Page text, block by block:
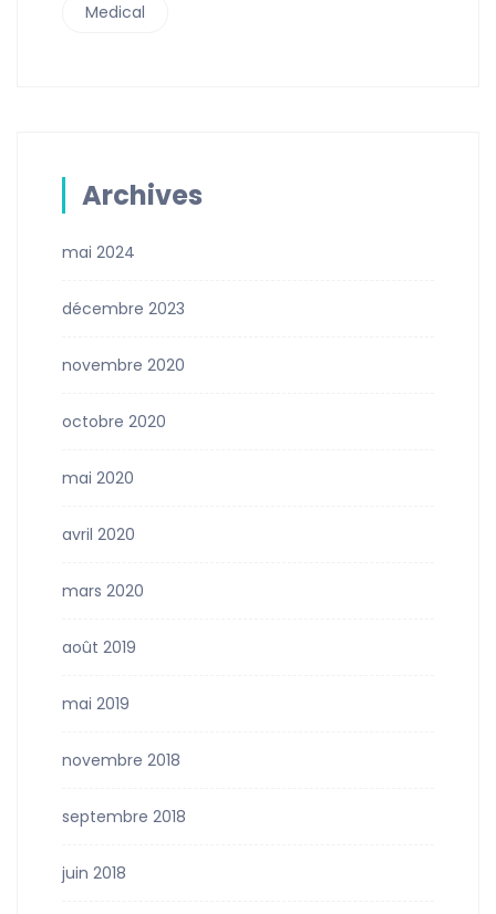
Medical
Archives
mai 2024
décembre 2023
novembre 2020
octobre 2020
mai 2020
avril 2020
mars 2020
août 2019
mai 2019
novembre 2018
septembre 2018
juin 2018